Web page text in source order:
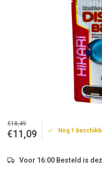
€18,49
€11,09 Nog 1
Voor 16:00 Besteld is